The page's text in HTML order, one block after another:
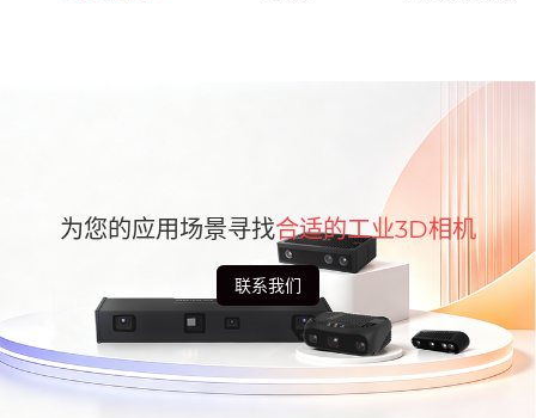
为您的应用场景寻找合适的工业3D相机
联系我们